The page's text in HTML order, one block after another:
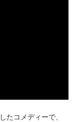
たコメディーで、